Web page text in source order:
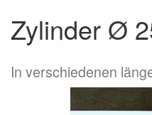
Zylinder Ø
In verschiedenen